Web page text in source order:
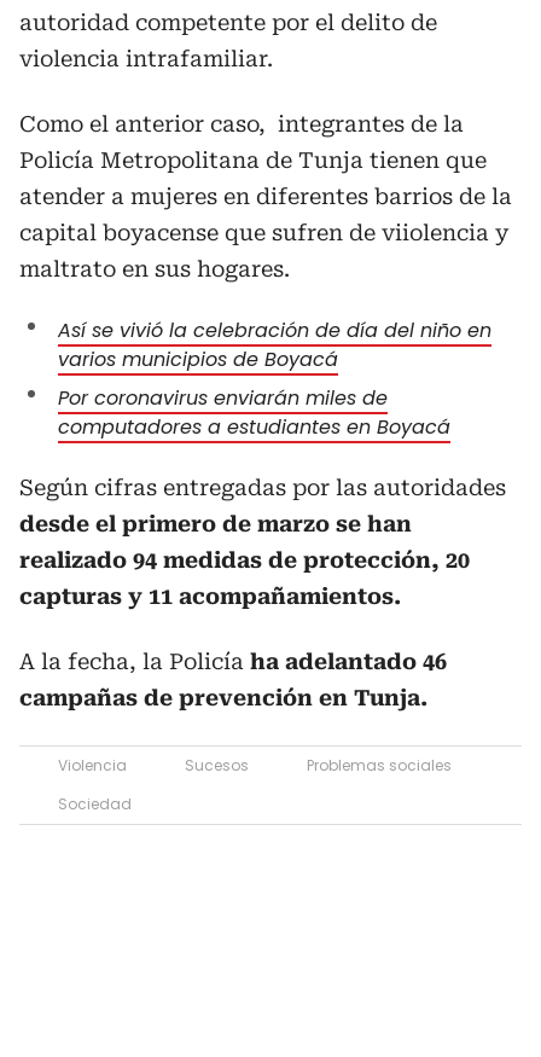
autoridad competente por el delito de
violencia intrafamiliar.
Como el anterior caso, integrantes de la
Policía Metropolitana de Tunja tienen que
atender a mujeres en diferentes barrios de la
capital boyacense que sufren de viiolencia y
maltrato en sus hogares.
Así se vivió la celebración de día del niño en
varios municipios de Boyacá
Por coronavirus enviarán miles de
computadores a estudiantes en Boyacá
Según cifras entregadas por las autoridades
desde el primero de marzo se han
realizado 94 medidas de protección, 20
capturas y 11 acompañamientos.
A la fecha, la Policía ha adelantado 46
campañas de prevención en Tunja.
Violencia Sucesos
Problemas sociales
Sociedad